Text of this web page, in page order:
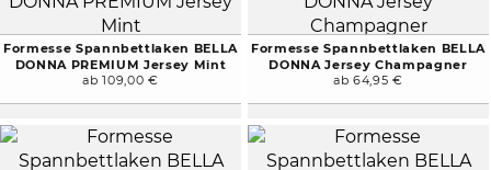
Formesse Spannbettlaken BELLA
DONNA PREMIUM Jersey Mint
ab 109,00 €
Formesse Spannbettlaken BELLA
DONNA Jersey Champagner
ab 64,95 €